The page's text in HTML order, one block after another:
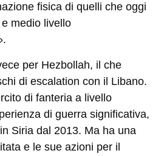
fisica di quelli che oggi
medio livello
per Hezbollah, il che
di escalation con il Libano.
di fanteria a livello
di guerra significativa,
Siria dal 2013. Ma ha una
e le sue azioni per il